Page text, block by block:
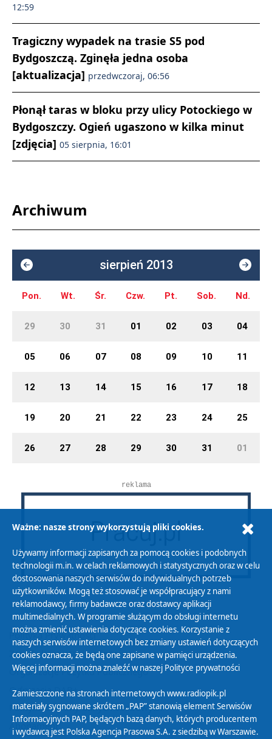
12:59
Tragiczny wypadek na trasie S5 pod
Bydgoszczą. Zginęła jedna osoba
[aktualizacja] przedwczoraj, 06:56
Płonął taras w bloku przy ulicy Potockiego w
Bydgoszczy. Ogień ugaszono w kilka minut
[zdjęcia] 05 sierpnia, 16:01
Archiwum
sierpień 2013
Pon. Wt. Śr. Czw. Pt. Sob. Nd.
29 30 31 01 02 03 04
05 06 07 08 09 10 11
12 13 14 15 16 17 18
19 20 21 22 23 24 25
26 27 28 29 30 31 01
reklama
Polityka Prywatności
Zasady korzystania z Serwisu
Organizacje Pożytku Publicznego
Cyfryzacja DAB+
Polityka ochrony danych osobowych
Abonament
Ważne: nasze strony wykorzystują pliki cookies.
Używamy informacji zapisanych za pomocą cookies i podobnych
technologii m.in. w celach reklamowych i statystycznych oraz w celu
dostosowania naszych serwisów do indywidualnych potrzeb
użytkowników. Mogą też stosować je współpracujący z nami
reklamodawcy, firmy badawcze oraz dostawcy aplikacji
multimedialnych. W programie służącym do obsługi internetu
można zmienić ustawienia dotyczące cookies. Korzystanie z
naszych serwisów internetowych bez zmiany ustawień dotyczących
cookies oznacza, że będą one zapisane w pamięci urządzenia.
Więcej informacji można znaleźć w naszej Polityce prywatności
Zamieszczone na stronach internetowych www.radiopik.pl
materiały sygnowane skrótem „PAP” stanowią element Serwisów
Informacyjnych PAP, będących bazą danych, których producentem
i wydawcą jest Polska Agencja Prasowa S.A. z siedzibą w Warszawie.